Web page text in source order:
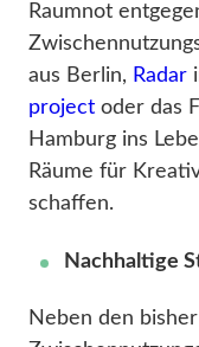
Raumnot
aus Berlin, Radar
project oder das
Hamburg ins
Räume für
schaffen.
Nachhaltige
Neben den